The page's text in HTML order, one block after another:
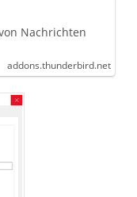
Nachrichten
addons.thunderbird.net